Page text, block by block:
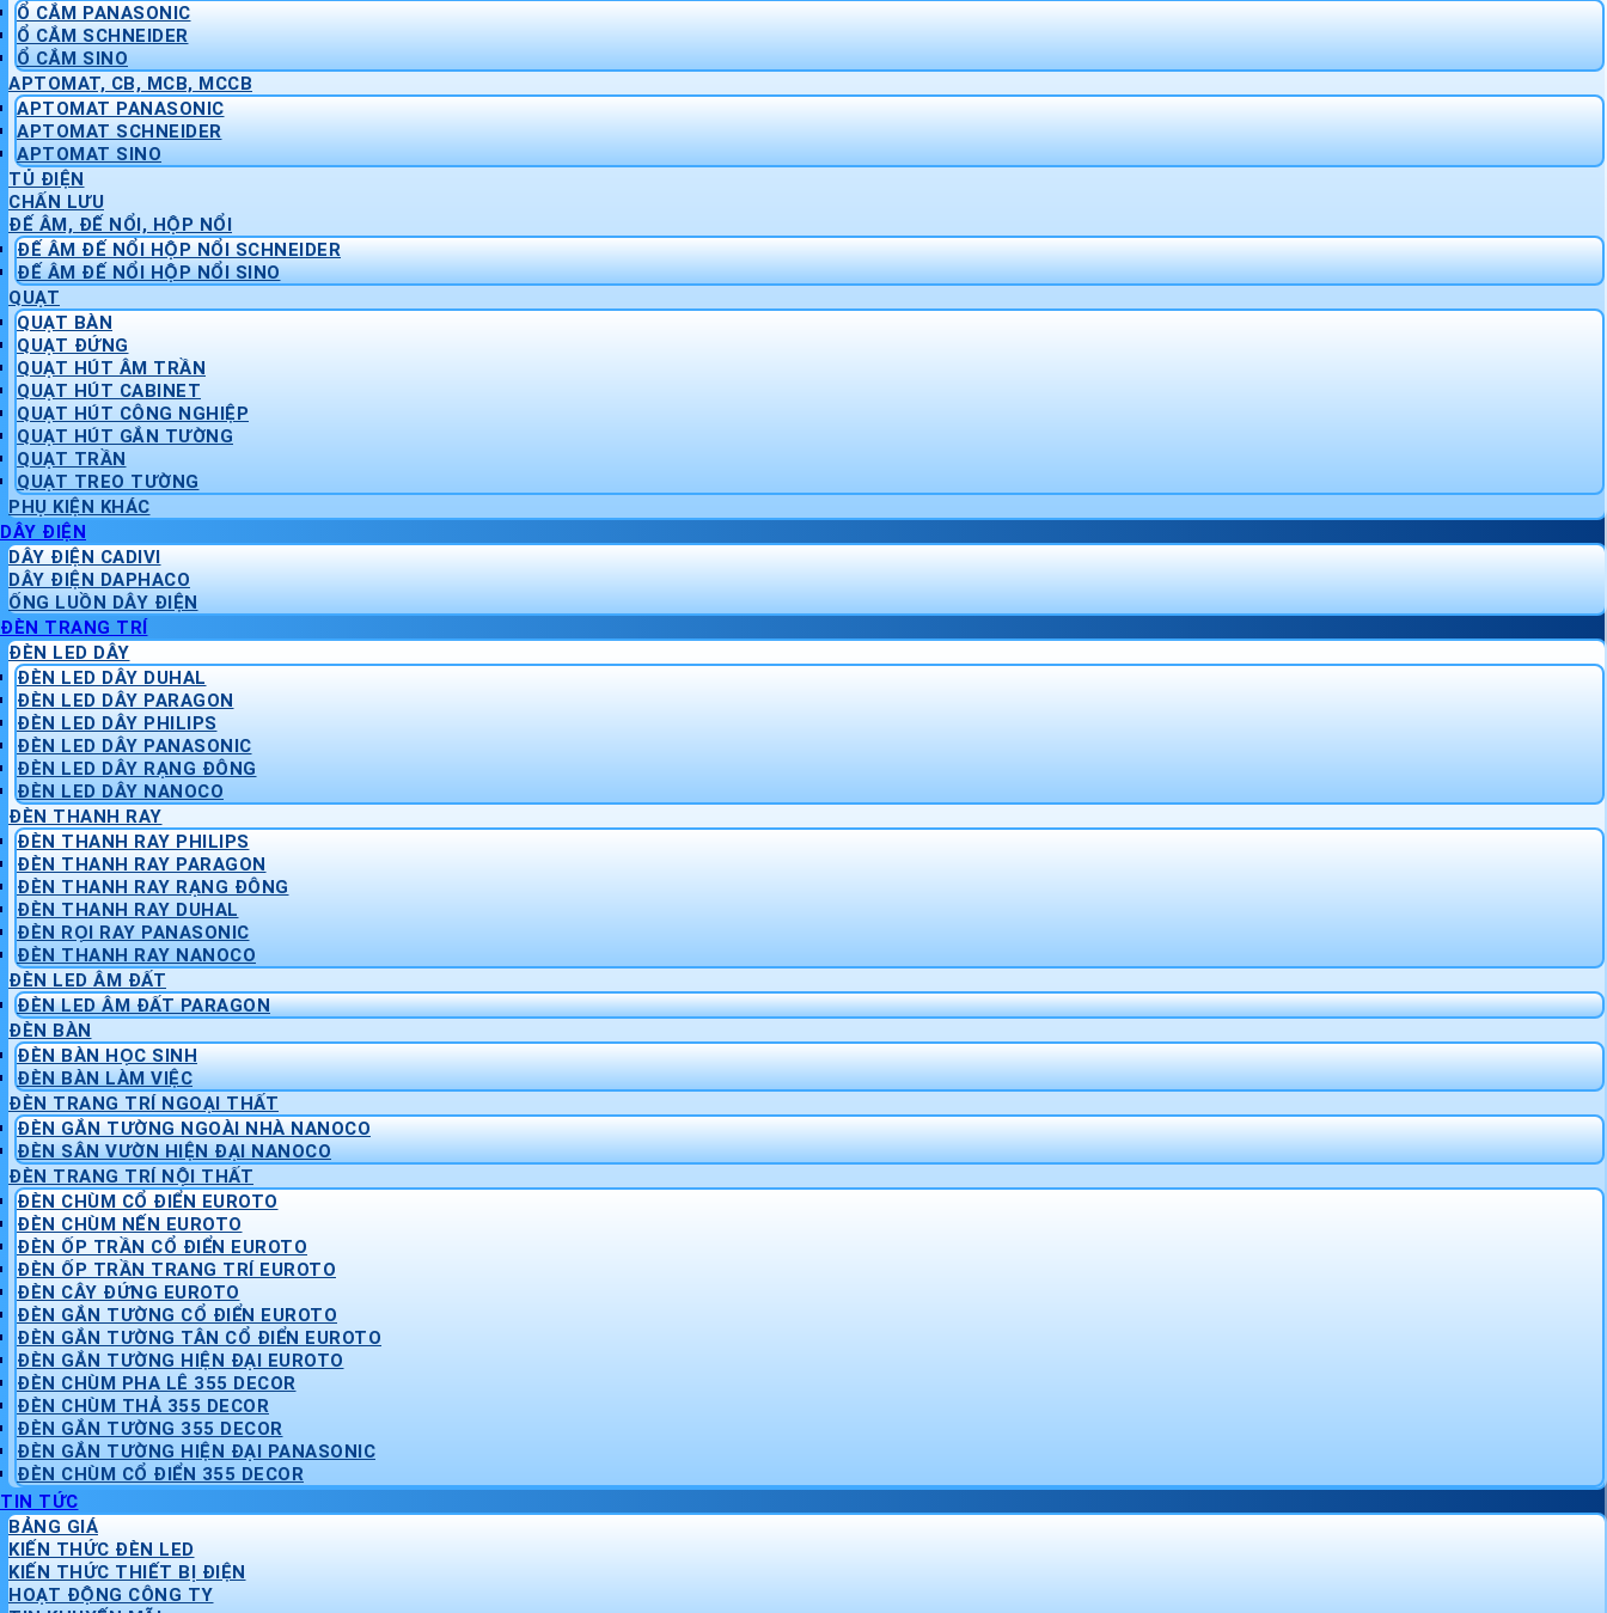
Ổ CẮM PANASONIC
Ổ CẮM SCHNEIDER
Ổ CẮM SINO
APTOMAT, CB, MCB, MCCB
APTOMAT PANASONIC
APTOMAT SCHNEIDER
APTOMAT SINO
TỦ ĐIỆN
CHẤN LƯU
ĐẾ ÂM, ĐẾ NỔI, HỘP NỔI
ĐẾ ÂM ĐẾ NỔI HỘP NỔI SCHNEIDER
ĐẾ ÂM ĐẾ NỔI HỘP NỔI SINO
QUẠT
QUẠT BÀN
QUẠT ĐỨNG
QUẠT HÚT ÂM TRẦN
QUẠT HÚT CABINET
QUẠT HÚT CÔNG NGHIỆP
QUẠT HÚT GẮN TƯỜNG
QUẠT TRẦN
QUẠT TREO TƯỜNG
PHỤ KIỆN KHÁC
DÂY ĐIỆN
DÂY ĐIỆN CADIVI
DÂY ĐIỆN DAPHACO
ỐNG LUỒN DÂY ĐIỆN
ĐÈN TRANG TRÍ
ĐÈN LED DÂY
ĐÈN LED DÂY DUHAL
ĐÈN LED DÂY PARAGON
ĐÈN LED DÂY PHILIPS
ĐÈN LED DÂY PANASONIC
ĐÈN LED DÂY RẠNG ĐÔNG
ĐÈN LED DÂY NANOCO
ĐÈN THANH RAY
ĐÈN THANH RAY PHILIPS
ĐÈN THANH RAY PARAGON
ĐÈN THANH RAY RẠNG ĐÔNG
ĐÈN THANH RAY DUHAL
ĐÈN RỌI RAY PANASONIC
ĐÈN THANH RAY NANOCO
ĐÈN LED ÂM ĐẤT
ĐÈN LED ÂM ĐẤT PARAGON
ĐÈN BÀN
ĐÈN BÀN HỌC SINH
ĐÈN BÀN LÀM VIỆC
ĐÈN TRANG TRÍ NGOẠI THẤT
ĐÈN GẮN TƯỜNG NGOÀI NHÀ NANOCO
ĐÈN SÂN VƯỜN HIỆN ĐẠI NANOCO
ĐÈN TRANG TRÍ NỘI THẤT
ĐÈN CHÙM CỔ ĐIỂN EUROTO
ĐÈN CHÙM NẾN EUROTO
ĐÈN ỐP TRẦN CỔ ĐIỂN EUROTO
ĐÈN ỐP TRẦN TRANG TRÍ EUROTO
ĐÈN CÂY ĐỨNG EUROTO
ĐÈN GẮN TƯỜNG CỔ ĐIỂN EUROTO
ĐÈN GẮN TƯỜNG TÂN CỔ ĐIỂN EUROTO
ĐÈN GẮN TƯỜNG HIỆN ĐẠI EUROTO
ĐÈN CHÙM PHA LÊ 355 DECOR
ĐÈN CHÙM THẢ 355 DECOR
ĐÈN GẮN TƯỜNG 355 DECOR
ĐÈN GẮN TƯỜNG HIỆN ĐẠI PANASONIC
ĐÈN CHÙM CỔ ĐIỂN 355 DECOR
TIN TỨC
BẢNG GIÁ
KIẾN THỨC ĐÈN LED
KIẾN THỨC THIẾT BỊ ĐIỆN
HOẠT ĐỘNG CÔNG TY